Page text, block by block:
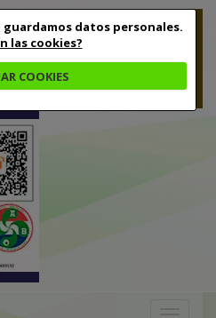
guardamos datos personales.
las cookies?
COOKIES